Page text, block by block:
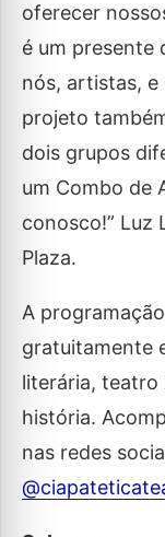
oferecer
é um presente
nós, artistas, e
projeto
dois grupos
um Combo de
conosco!” Luz
Plaza.
A
gratuitamente
literária, teatro
história.
nas redes